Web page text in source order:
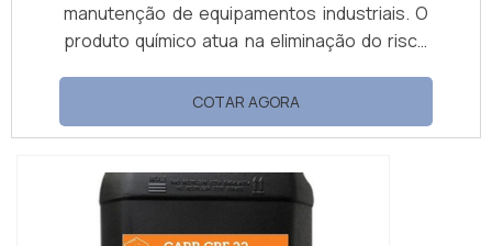
manutenção de equipamentos industriais. O
produto químico atua na eliminação do risco
para aplicação eficaz do produtoAntes de
receber o decapante preço que justifique o
com lixa, abrasivos ou semelhantes antes da
aplicação. Óleos ou materiais gordurosos
deverão ser removi...
COTAR AGORA